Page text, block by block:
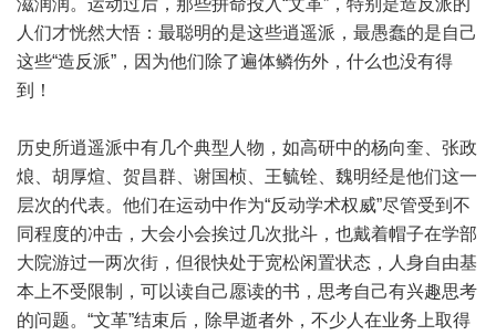
滋润润。运动过后，那些拼命投入“文革”，特别是造反派的
人们才恍然大悟：最聪明的是这些逍遥派，最愚蠢的是自己
这些“造反派”，因为他们除了遍体鳞伤外，什么也没有得
到！
历史所逍遥派中有几个典型人物，如高研中的杨向奎、张政
烺、胡厚煊、贺昌群、谢国桢、王毓铨、魏明经是他们这一
层次的代表。他们在运动中作为“反动学术权威”尽管受到不
同程度的冲击，大会小会挨过几次批斗，也戴着帽子在学部
大院游过一两次街，但很快处于宽松闲置状态，人身自由基
本上不受限制，可以读自己愿读的书，思考自己有兴趣思考
的问题。“文革”结束后，除早逝者外，不少人在业务上取得